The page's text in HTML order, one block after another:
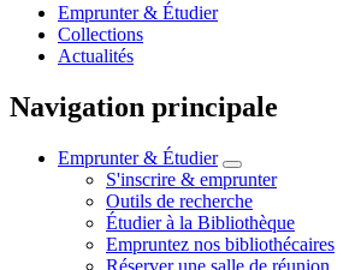
Emprunter & Étudier
Collections
Actualités
Navigation principale
Emprunter & Étudier
S'inscrire & emprunter
Outils de recherche
Étudier à la Bibliothèque
Empruntez nos bibliothécaires
Réserver une salle de réunion